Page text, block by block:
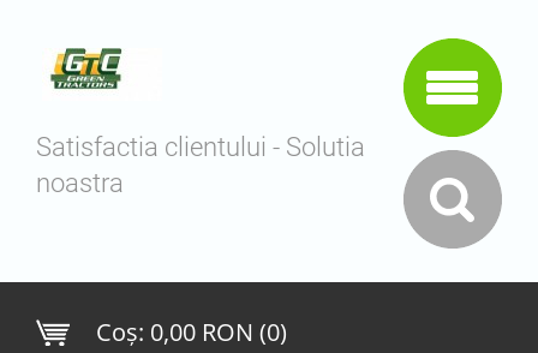
Satisfactia clientului - Solutia
noastra
Coş: 0,00 RON (0)